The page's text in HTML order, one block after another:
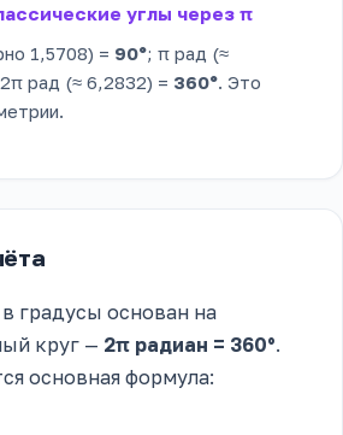
углы через π
1,5708) = 90°; π рад (≈
рад (≈ 6,2832) = 360°. Это
градусы основан на
круг — 2π радиан = 360°.
основная формула: